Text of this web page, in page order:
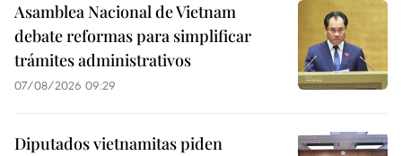
Asamblea Nacional de Vietnam
debate reformas para simplificar
trámites administrativos
07/08/2026 09:29
Diputados vietnamitas piden